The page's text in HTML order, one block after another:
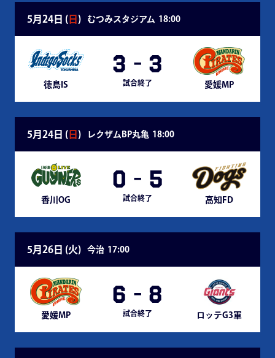
5月24日 ( 日 ) むつみスタジアム 18:00
徳島IS
3 - 3
試合終了 愛媛MP
5月24日 ( 日 ) レクザムBP丸亀 18:00
香川OG
0 - 5
試合終了 高知FD
5月26日 (火) 今治 17:00
愛媛MP
6 - 8
試合終了 ロッテG3軍